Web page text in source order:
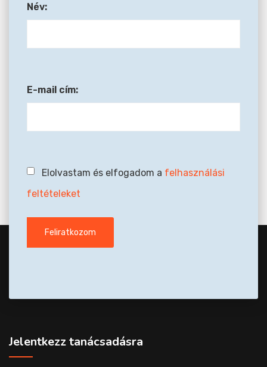
Név:
E-mail cím:
Elolvastam és elfogadom a felhasználási
feltételeket
Jelentkezz tanácsadásra